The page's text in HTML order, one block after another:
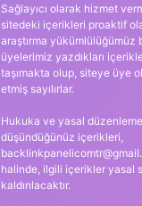
Sağlayıcı olarak hizmet
sitedeki içerikleri proaktif
araştırma yükümlülüğümüz
üyelerimiz yazdıkları
taşımakta olup, siteye üye
etmiş sayılırlar.
Hukuka ve yasal
düşündüğünüz içerikleri,
halinde, ilgili içerikler yasal
kaldırılacaktır.